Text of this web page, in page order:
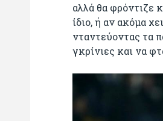
αλλά θα φρόντιζε
ίδιο, ή αν ακόμα
νταντεύοντας τα
γκρίνιες και να